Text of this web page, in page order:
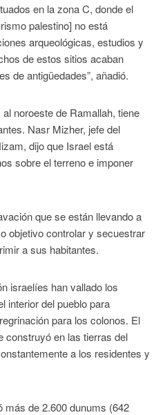
en la zona C, donde el
palestino] no está
arqueológicas, estudios y
de estos sitios acaban
de antigüedades”, añadió.
noroeste de Ramallah, tiene
Nasr Mizher, jefe del
dijo que Israel está
sobre el terreno e imponer
que se están llevando a
objetivo controlar y secuestrar
a sus habitantes.
israelíes han vallado los
interior del pueblo para
para los colonos. El
construyó en las tierras del
a los residentes y
más de 2.600 dunums (642